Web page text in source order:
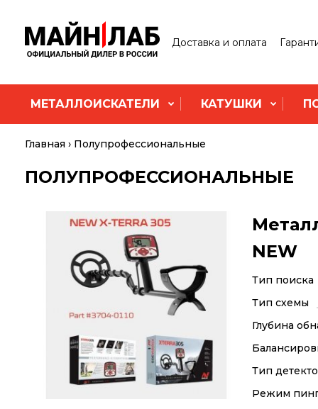
Доставка и оплата
МЕТАЛЛОИСКАТЕЛИ КАТУШКИ
Главная Полупрофессиональные
ПОЛУПРОФЕССИОНАЛЬНЫЕ
NEW
Тип поиска
Тип схемы
Глубина
Тип
Режим